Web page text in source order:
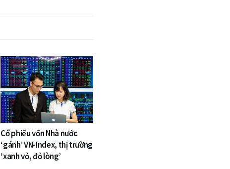
Cổ phiếu vốn Nhà nước
‘gánh’ VN-Index, thị trường
‘xanh vỏ, đỏ lòng’